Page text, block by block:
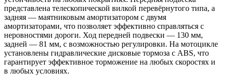
представлена телескопической вилкой перевёрнутого типа, а
задняя — маятниковым амортизатором с двумя
амортизаторами, что позволяет эффективно справляться с
неровностями дороги. Ход передней подвески — 130 мм,
задней — 81 мм, с возможностью регулировки. На мотоцикле
установлены гидравлические дисковые тормоза с ABS, что
гарантирует эффективное торможение на любых скоростях и
в любых условиях.